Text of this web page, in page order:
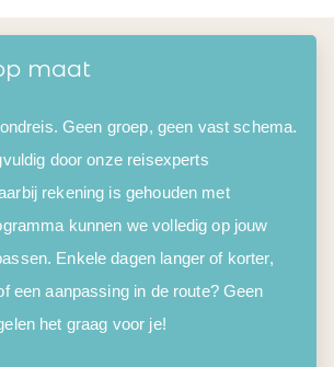
maat
Geen groep, geen vast schema.
door onze reisexperts
rekening is gehouden met
kunnen we volledig op jouw
Enkele dagen langer of korter,
een aanpassing in de route? Geen
het graag voor je!